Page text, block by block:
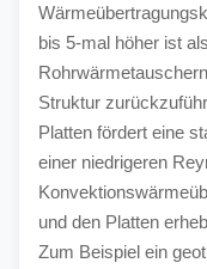
bis 5-mal höher ist
Struktur
Platten fördert eine
einer niedrigeren
und den Platten
Zum Beispiel ein